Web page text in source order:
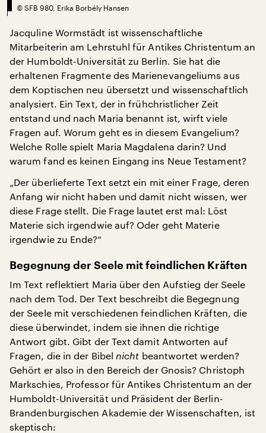
© SFB 980, Erika Borbély Hansen
Jacquline Wormstädt ist wissenschaftliche
Mitarbeiterin am Lehrstuhl für Antikes Christentum an
der Humboldt-Universität zu Berlin. Sie hat die
erhaltenen Fragmente des Marienevangeliums aus
dem Koptischen neu übersetzt und wissenschaftlich
analysiert. Ein Text, der in frühchristlicher Zeit
entstand und nach Maria benannt ist, wirft viele
Fragen auf. Worum geht es in diesem Evangelium?
Welche Rolle spielt Maria Magdalena darin? Und
warum fand es keinen Eingang ins Neue Testament?
„Der überlieferte Text setzt ein mit einer Frage, deren
Anfang wir nicht haben und damit nicht wissen, wer
diese Frage stellt. Die Frage lautet erst mal: Löst
Materie sich irgendwie auf? Oder geht Materie
irgendwie zu Ende?“
Begegnung der Seele mit feindlichen Kräften
Im Text reflektiert Maria über den Aufstieg der Seele
nach dem Tod. Der Text beschreibt die Begegnung
der Seele mit verschiedenen feindlichen Kräften, die
diese überwindet, indem sie ihnen die richtige
Antwort gibt. Gibt der Text damit Antworten auf
Fragen, die in der Bibel nicht beantwortet werden?
Gehört er also in den Bereich der Gnosis? Christoph
Markschies, Professor für Antikes Christentum an der
Humboldt-Universität und Präsident der Berlin-
Brandenburgischen Akademie der Wissenschaften, ist
skeptisch: